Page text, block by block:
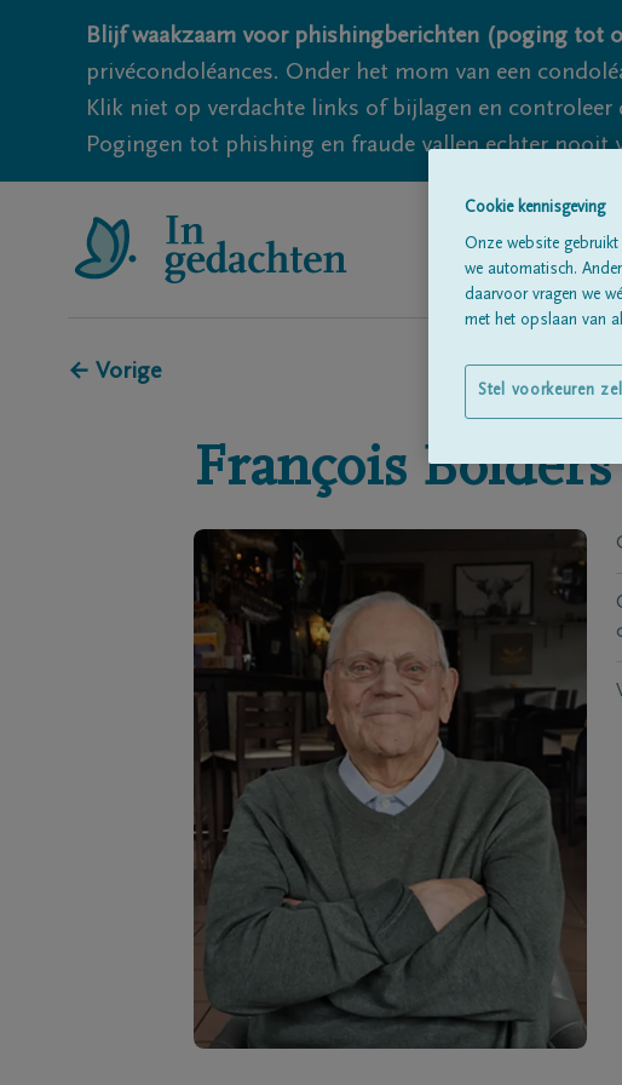
Blijf waakzaam voor phishingberichten (poging tot
privécondoléances. Onder het mom van een
Klik niet op verdachte links of bijlagen en
Pogingen tot phishing en fraude vallen echter
← Vorige
François Bolders
Cookie kennisgeving
Onze website
we automatisch.
daarvoor vragen we
met het opslaan van
Stel voorkeuren